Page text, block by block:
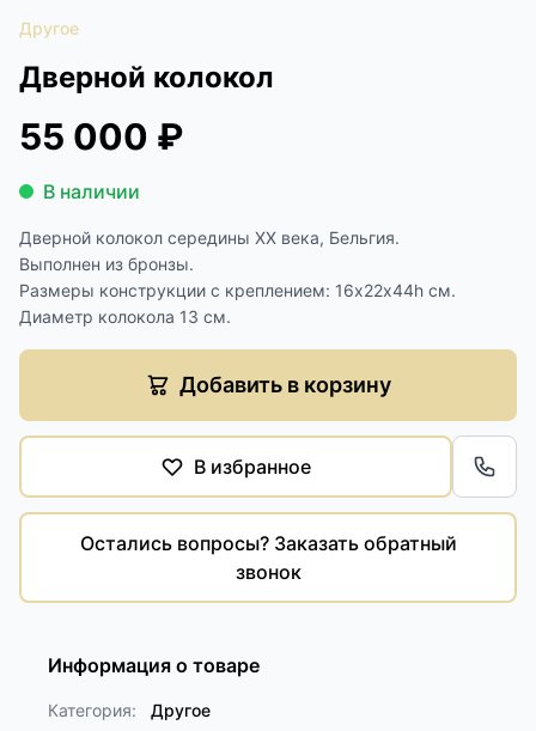
Другое
Дверной колокол
55 000 ₽
В наличии
Дверной колокол середины XX века, Бельгия.
Выполнен из бронзы.
Размеры конструкции с креплением: 16х22х44h см.
Диаметр колокола 13 см.
Добавить в корзину
В избранное
Остались вопросы? Заказать обратный
звонок
Информация о товаре
Категория: Другое